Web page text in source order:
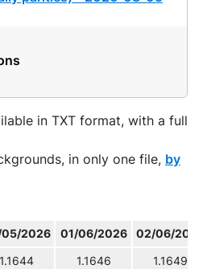
in TXT format, with a full
in only one file, by
2026 01/06/2026 02/06/2026
1.1644 1.1646 1.1649